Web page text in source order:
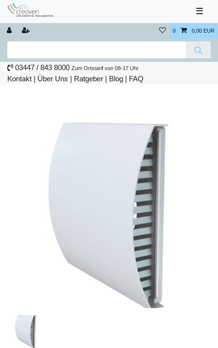
☰
0 0,00 EUR
03447 / 843 8000 Zum Ortstarif von 08-17 Uhr
Kontakt | Über Uns | Ratgeber | Blog | FAQ